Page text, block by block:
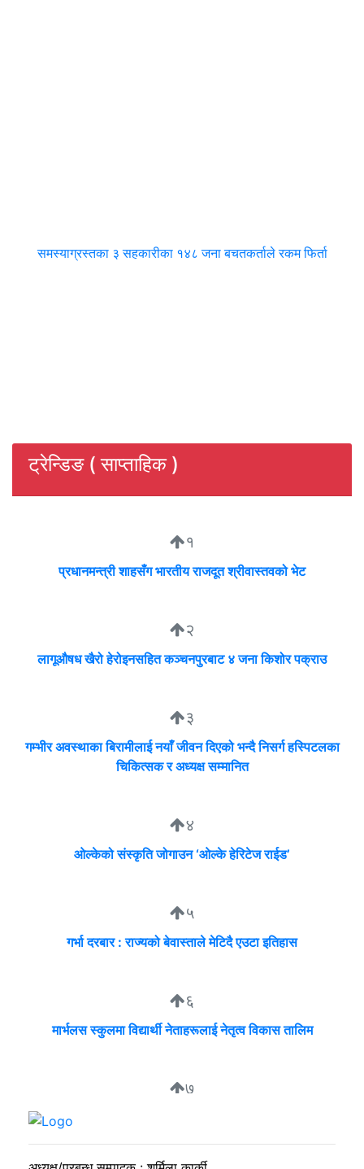
समस्याग्रस्तका ३ सहकारीका १४८ जना बचतकर्ताले रकम फिर्ता
ट्रेन्डिङ ( साप्ताहिक )
१
प्रधानमन्त्री शाहसँग भारतीय राजदूत श्रीवास्तवको भेट
२
लागूऔषध खैरो हेरोइनसहित कञ्चनपुरबाट ४ जना किशोर पक्राउ
३
गम्भीर अवस्थाका बिरामीलाई नयाँ जीवन दिएको भन्दै निसर्ग हस्पिटलका
चिकित्सक र अध्यक्ष सम्मानित
४
ओल्केको संस्कृति जोगाउन ‘ओल्के हेरिटेज राईड’
५
गर्भा दरबार : राज्यको बेवास्ताले मेटिदै एउटा इतिहास
६
मार्भलस स्कुलमा विद्यार्थी नेताहरूलाई नेतृत्व विकास तालिम
७
निगम र उद्योगीको समान भाषा, उपभोक्ता भने लाइनमै